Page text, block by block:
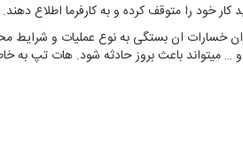
خود را متوقف کرده و به کارفرما اطلاع دهند.
خسارات ان بستگی به نوع عملیات و شرایط
میتواند باعث بروز حادثه شود. هات تپ به